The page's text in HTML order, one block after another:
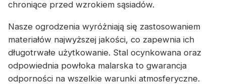
chroniące przed wzrokiem sąsiadów.
Nasze ogrodzenia wyróżniają się zastosowaniem
materiałów najwyższej jakości, co zapewnia ich
długotrwałe użytkowanie. Stal ocynkowana oraz
odpowiednia powłoka malarska to gwarancja
odporności na wszelkie warunki atmosferyczne.